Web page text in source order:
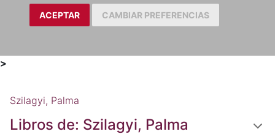
ACEPTAR CAMBIAR PREFERENCIAS
>
Szilagyi, Palma
Libros de: Szilagyi, Palma